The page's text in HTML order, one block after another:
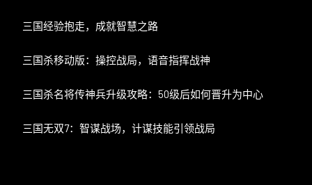
三国经验抱走，成就智慧之路
三国杀移动版：操控战局，语音指挥战神
三国杀名将传神兵升级攻略：50级后如何晋升为中心
三国无双7：智谋战场，计谋技能引领战局